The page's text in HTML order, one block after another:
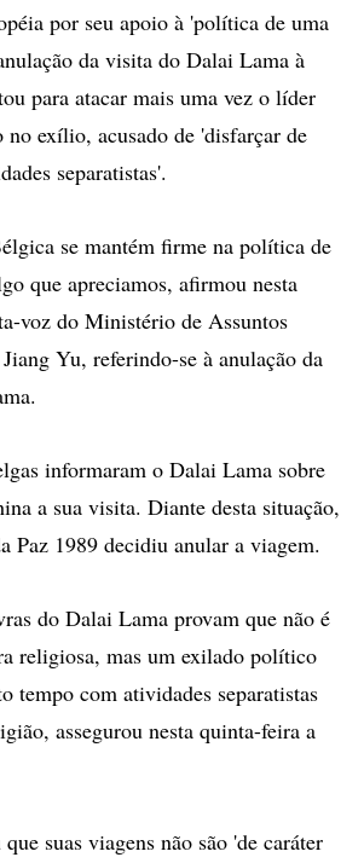
por seu apoio à 'política de uma
da visita do Dalai Lama à
para atacar mais uma vez o líder
exílio, acusado de 'disfarçar de
separatistas'.
se mantém firme na política de
que apreciamos, afirmou nesta
voz do Ministério de Assuntos
Yu, referindo-se à anulação da
informaram o Dalai Lama sobre
a sua visita. Diante desta situação,
Paz 1989 decidiu anular a viagem.
do Dalai Lama provam que não é
religiosa, mas um exilado político
tempo com atividades separatistas
assegurou nesta quinta-feira a
suas viagens não são 'de caráter